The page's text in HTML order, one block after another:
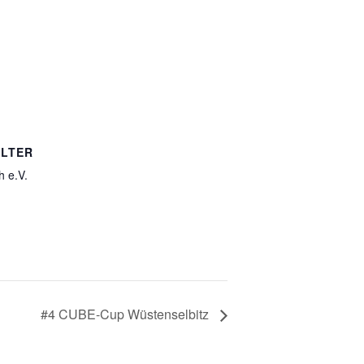
e.V.
#4 CUBE-Cup Wüstenselbitz